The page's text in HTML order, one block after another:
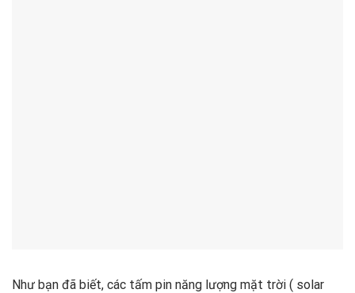
Như bạn đã biết, các tấm pin năng lượng mặt trời ( solar